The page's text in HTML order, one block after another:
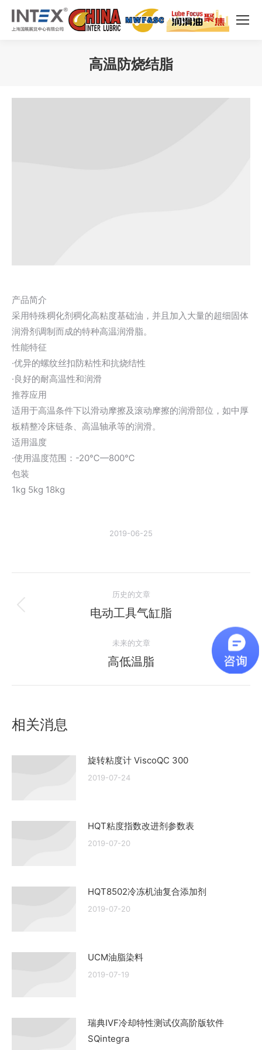
高温防烧结脂
产品简介
采用特殊稠化剂稠化高粘度基础油，并且加入大量的超细固体
润滑剂调制而成的特种高温润滑脂。
性能特征
·优异的螺纹丝扣防粘性和抗烧结性
·良好的耐高温性和润滑
推荐应用
适用于高温条件下以滑动摩擦及滚动摩擦的润滑部位，如中厚
板精整冷床链条、高温轴承等的润滑。
适用温度
·使用温度范围：-20℃—800℃
包装
1kg 5kg 18kg
2019-06-25
章
历史的文章
历
的
文
电动工具气缸脂
未来的文章
未
高低温脂
相关消息
旋转粘度计 ViscoQC 300
2019-07-24
HQT粘度指数改进剂参数表
2019-07-20
HQT8502冷冻机油复合添加剂
2019-07-20
UCM油脂染料
2019-07-19
瑞典IVF冷却特性测试仪高阶版软件
SQintegra